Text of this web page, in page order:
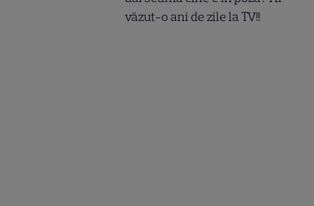
văzut-o ani de zile la TV!!